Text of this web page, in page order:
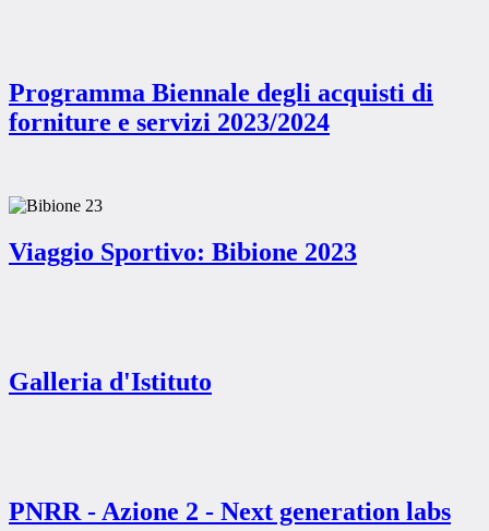
Programma Biennale degli acquisti di
forniture e servizi 2023/2024
Viaggio Sportivo: Bibione 2023
Galleria d'Istituto
PNRR - Azione 2 - Next generation labs